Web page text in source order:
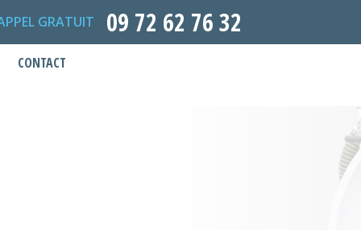
GRATUIT 09 72 62 76 32
CONTACT